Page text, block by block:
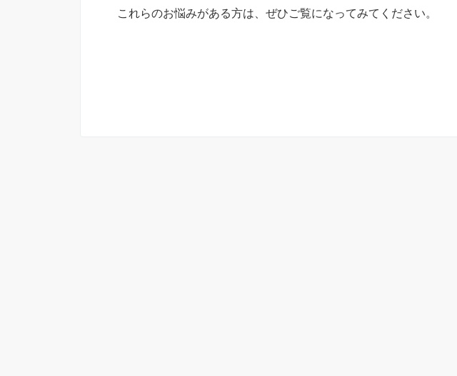
これらのお悩みがある方は、ぜひご覧になってみてください。